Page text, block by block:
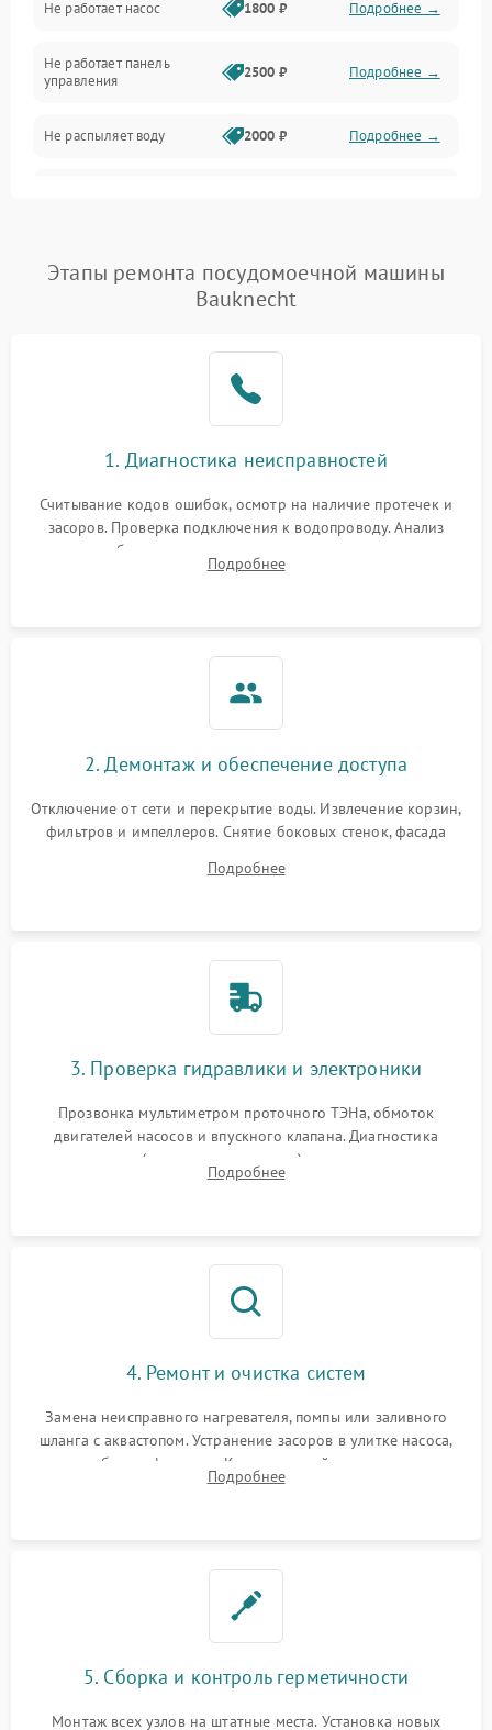
Вода
Гигиена
Программное обеспечение
Не работает насос 1800 ₽ Подробнее →
Не работает панель
управления
2500 ₽ Подробнее →
Не распыляет воду 2000 ₽ Подробнее →
Проблемы с набором
воды
1800 ₽ Подробнее →
1700 ₽
циркуляционным насосом
2100 ₽ Подробнее →
Этапы ремонта посудомоечной машины
Bauknecht
1. Диагностика неисправностей
Считывание кодов ошибок, осмотр на наличие протечек и
засоров. Проверка подключения к водопроводу. Анализ
жалоб на отсутствие слива, нагрева, вращения
разбрызгивателей или срабатывание системы защиты
Подробнее
2. Демонтаж и обеспечение доступа
Отключение от сети и перекрытие воды. Извлечение корзин,
фильтров и импеллеров. Снятие боковых стенок, фасада
циркуляционному насосу, ТЭНу и сливной помпе.
Подробнее
3. Проверка гидравлики и электроники
Прозвонка мультиметром проточного ТЭНа, обмоток
двигателей насосов и впускного клапана. Диагностика
прессостата (датчика уровня воды), датчика мутности,
концевика дверцы и электронного модуля управления.
Подробнее
4. Ремонт и очистка систем
Замена неисправного нагревателя, помпы или заливного
шланга с аквастопом. Устранение засоров в улитке насоса,
патрубках и фильтрах. Компонентный ремонт платы
управления, восстановление поврежденной проводки.
Подробнее
5. Сборка и контроль герметичности
Монтаж всех узлов на штатные места. Установка новых